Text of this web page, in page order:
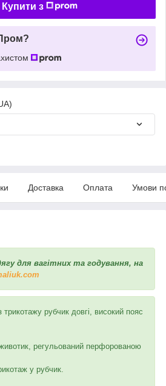
Купити з
Доставка Оплата Умови
для вагітних та годування, на
трикотажу рубчик довгі, високий пояс
регульований перфорованою
у рубчик.